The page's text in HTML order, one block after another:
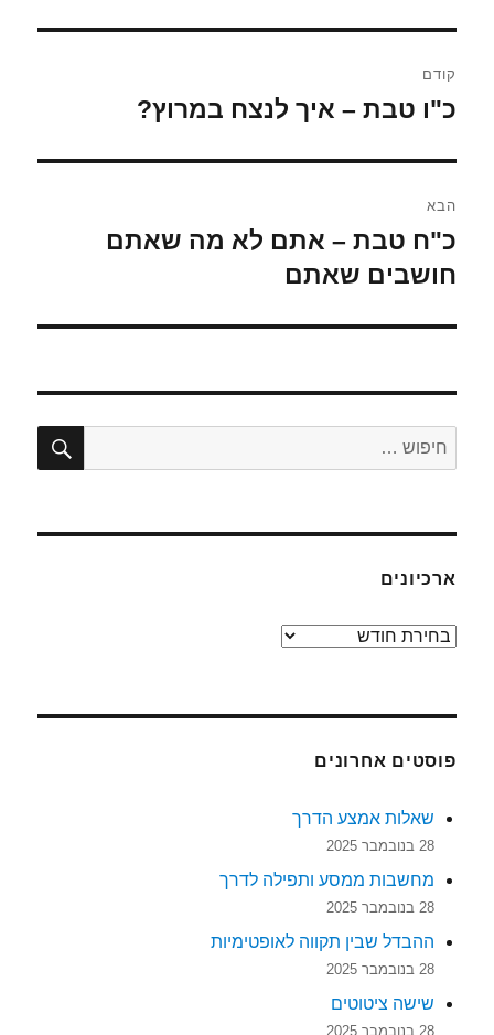
קודם
הפוסט
כ"ו טבת – איך לנצח במרוץ?
הבא
הפוסט
הבא:
כ"ח טבת – אתם לא מה שאתם
חושבים שאתם
חפש:
ארכיונים
ארכיונים
פוסטים אחרונים
שאלות אמצע הדרך
28 בנובמבר 2025
מחשבות ממסע ותפילה לדרך
28 בנובמבר 2025
ההבדל שבין תקווה לאופטימיות
28 בנובמבר 2025
שישה ציטוטים
28 בנובמבר 2025